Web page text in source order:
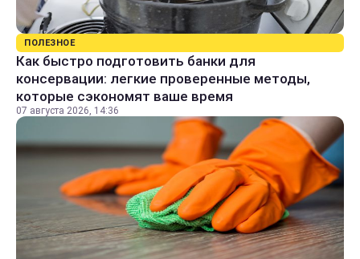
ПОЛЕЗНОЕ
Как быстро подготовить банки для
консервации: легкие проверенные методы,
которые сэкономят ваше время
07 августа 2026, 14:36